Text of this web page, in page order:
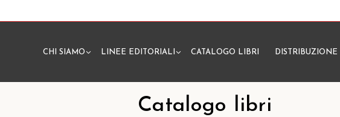
CHI SIAMO LINEE EDITORIALI CATALOGO LIBRI DISTRIBUZIONE
Catalogo libri